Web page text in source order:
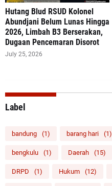
‎Hutang Blud RSUD Kolonel
Abundjani Belum Lunas Hingga
2026, Limbah B3 Berserakan,
Dugaan Pencemaran Disorot
July 25, 2026
Label
bandung (1) barang hari (1)
bengkulu (1) Daerah (15)
DRPD (1) Hukum (12)